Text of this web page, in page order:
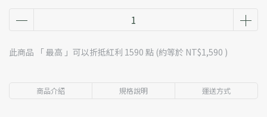
此商品 「 最高 」可以折抵紅利 1590 點 (約等於 NT$1,590 )
商品介紹 規格說明 運送方式